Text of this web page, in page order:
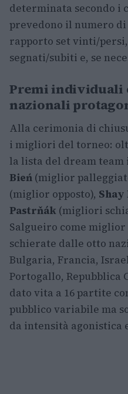
determinata secondo
prevedono il numero
rapporto set vinti/
segnati/subiti e, se
Premi individuali
nazionali
Alla cerimonia di
i migliori del torneo:
la lista del dream team
Bień (miglior
(miglior opposto),
Pastrňák (migliori
Salgueiro come
schierate dalle otto
Bulgaria, Francia,
Portogallo, Repubblica
dato vita a 16 partite
pubblico variabile ma
da intensità agonistica